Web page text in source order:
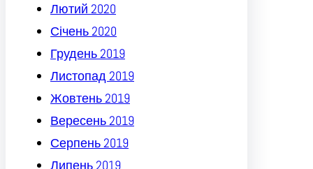
Лютий 2020
Січень 2020
Грудень 2019
Листопад 2019
Жовтень 2019
Вересень 2019
Серпень 2019
Липень 2019